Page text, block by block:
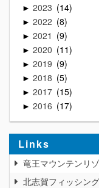
► 2023 14
► 2022 8
► 2021 9
► 2020 11
► 2019 9
► 2018 5
► 2017 15
► 2016 17
Links
竜王マウンテンリ
北志賀フィッシン